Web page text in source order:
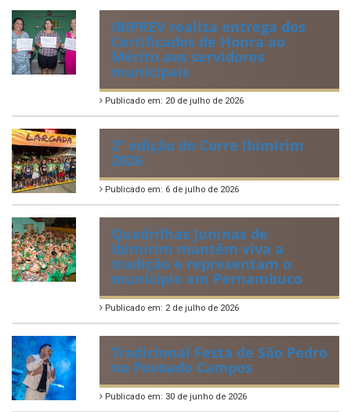
IBIPREV realiza entrega dos
Certificados de Honra ao
Mérito aos servidores
municipais
Publicado em: 20 de julho de 2026
2ª edição do Corre Ibimirim
2026
Publicado em: 6 de julho de 2026
Quadrilhas Juninas de
Ibimirim mantêm viva a
tradição e representam o
munícipio em Pernambuco
Publicado em: 2 de julho de 2026
Tradicional Festa de São Pedro
no Povoado Campos
Publicado em: 30 de junho de 2026